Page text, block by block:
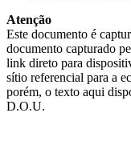
Atenção
Este documento é
documento capturado
link direto para
sítio referencial para a
porém, o texto aqui
D.O.U.